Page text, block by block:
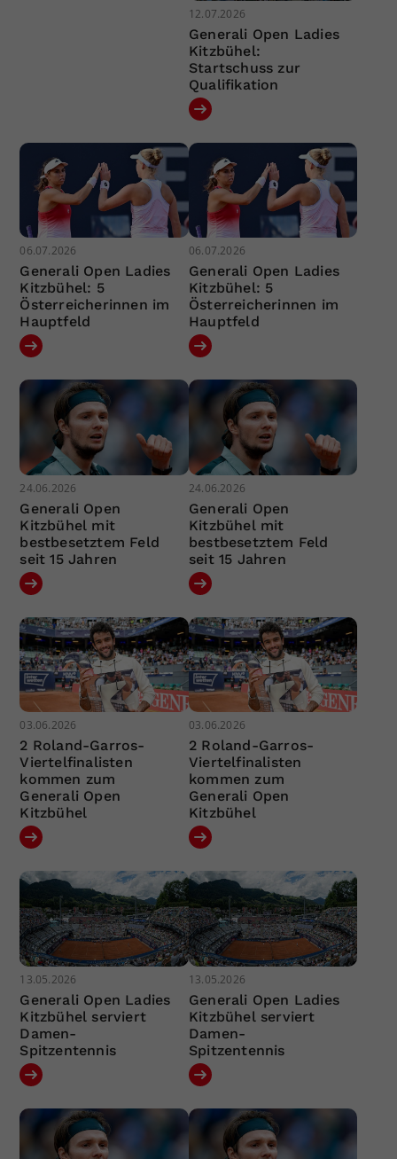
12.07.2026
Generali Open Ladies
Kitzbühel:
Startschuss zur
Qualifikation
06.07.2026
Generali Open Ladies
Kitzbühel: 5
Österreicherinnen im
Hauptfeld
06.07.2026
Generali Open Ladies
Kitzbühel: 5
Österreicherinnen im
Hauptfeld
24.06.2026
Generali Open
Kitzbühel mit
bestbesetztem Feld
seit 15 Jahren
24.06.2026
Generali Open
Kitzbühel mit
bestbesetztem Feld
seit 15 Jahren
03.06.2026
2 Roland-Garros-
Viertelfinalisten
kommen zum
Generali Open
Kitzbühel
03.06.2026
2 Roland-Garros-
Viertelfinalisten
kommen zum
Generali Open
Kitzbühel
13.05.2026
Generali Open Ladies
Kitzbühel serviert
Damen-
Spitzentennis
13.05.2026
Generali Open Ladies
Kitzbühel serviert
Damen-
Spitzentennis